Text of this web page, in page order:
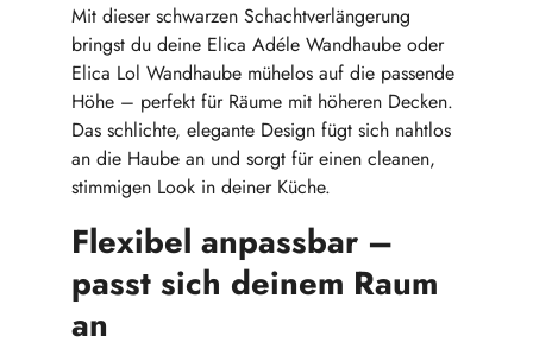
Mit dieser schwarzen Schachtverlängerung
bringst du deine Elica Adéle Wandhaube oder
Elica Lol Wandhaube mühelos auf die passende
Höhe – perfekt für Räume mit höheren Decken.
Das schlichte, elegante Design fügt sich nahtlos
an die Haube an und sorgt für einen cleanen,
stimmigen Look in deiner Küche.
Flexibel anpassbar –
passt sich deinem Raum
an